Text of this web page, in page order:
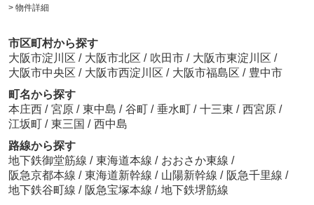
> 物件詳細
市区町村から探す
大阪市淀川区 / 大阪市北区 / 吹田市 / 大阪市東淀川区 /
大阪市中央区 / 大阪市西淀川区 / 大阪市福島区 / 豊中市
町名から探す
本庄西 / 宮原 / 東中島 / 谷町 / 垂水町 / 十三東 / 西宮原 /
江坂町 / 東三国 / 西中島
路線から探す
地下鉄御堂筋線 / 東海道本線 / おおさか東線 /
阪急京都本線 / 東海道新幹線 / 山陽新幹線 / 阪急千里線 /
地下鉄谷町線 / 阪急宝塚本線 / 地下鉄堺筋線